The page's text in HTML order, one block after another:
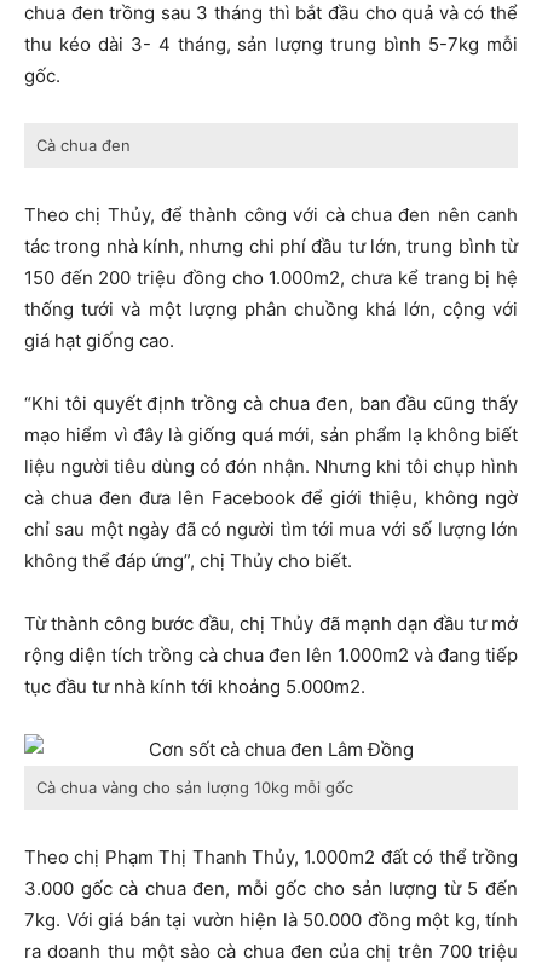
chua đen trồng sau 3 tháng thì bắt đầu cho quả và có thể
thu kéo dài 3- 4 tháng, sản lượng trung bình 5-7kg mỗi
gốc.
Cà chua đen
Theo chị Thủy, để thành công với cà chua đen nên canh
tác trong nhà kính, nhưng chi phí đầu tư lớn, trung bình từ
150 đến 200 triệu đồng cho 1.000m2, chưa kể trang bị hệ
thống tưới và một lượng phân chuồng khá lớn, cộng với
giá hạt giống cao.
“Khi tôi quyết định trồng cà chua đen, ban đầu cũng thấy
mạo hiểm vì đây là giống quá mới, sản phẩm lạ không biết
liệu người tiêu dùng có đón nhận. Nhưng khi tôi chụp hình
cà chua đen đưa lên Facebook để giới thiệu, không ngờ
chỉ sau một ngày đã có người tìm tới mua với số lượng lớn
không thể đáp ứng”, chị Thủy cho biết.
Từ thành công bước đầu, chị Thủy đã mạnh dạn đầu tư mở
rộng diện tích trồng cà chua đen lên 1.000m2 và đang tiếp
tục đầu tư nhà kính tới khoảng 5.000m2.
Cà chua vàng cho sản lượng 10kg mỗi gốc
Theo chị Phạm Thị Thanh Thủy, 1.000m2 đất có thể trồng
3.000 gốc cà chua đen, mỗi gốc cho sản lượng từ 5 đến
7kg. Với giá bán tại vườn hiện là 50.000 đồng một kg, tính
ra doanh thu một sào cà chua đen của chị trên 700 triệu